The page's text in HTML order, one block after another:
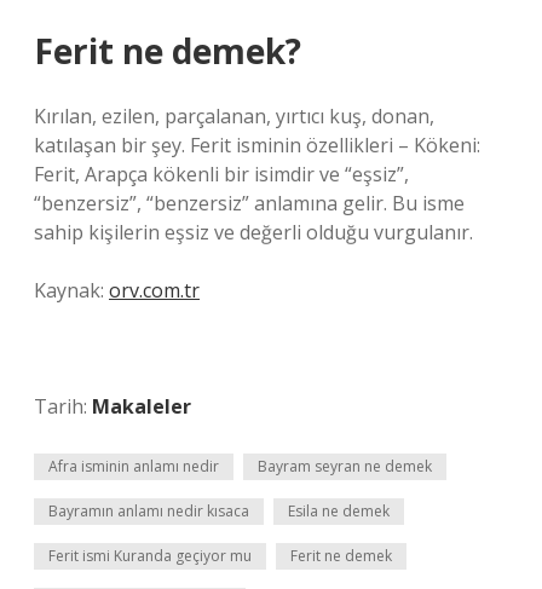
Ferit ne demek?
Kırılan, ezilen, parçalanan, yırtıcı kuş, donan,
katılaşan bir şey. Ferit isminin özellikleri – Kökeni:
Ferit, Arapça kökenli bir isimdir ve “eşsiz”,
“benzersiz”, “benzersiz” anlamına gelir. Bu isme
sahip kişilerin eşsiz ve değerli olduğu vurgulanır.
Kaynak: orv.com.tr
Tarih: Makaleler
Afra isminin anlamı nedir Bayram seyran ne demek
Bayramın anlamı nedir kısaca Esila ne demek
Ferit ismi Kuranda geçiyor mu Ferit ne demek